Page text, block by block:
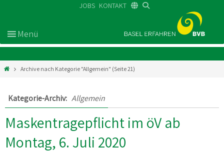
JOBS KONTAKT
Archive nach Kategorie "Allgemein" (Seite 21)
Kategorie-Archiv: Allgemein
Maskentragepflicht im öV ab
Montag, 6. Juli 2020